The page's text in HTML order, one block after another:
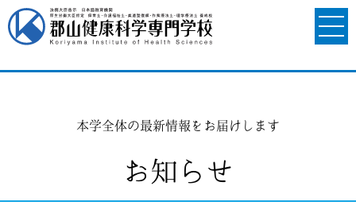
本学全体の最新情報をお届けします
お知らせ